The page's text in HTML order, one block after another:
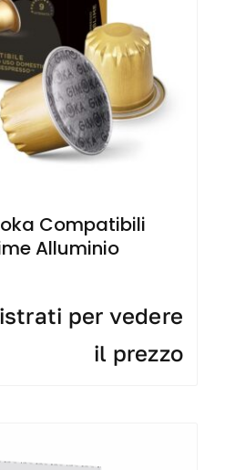
Compatibili
Alluminio
per vedere
il prezzo